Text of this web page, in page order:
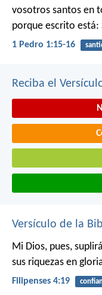
vosotros santos en
porque escrito está:
1 Pedro 1:15-16
Reciba el
Versículo de la
Mi Dios, pues,
sus riquezas en
Filipenses 4:19